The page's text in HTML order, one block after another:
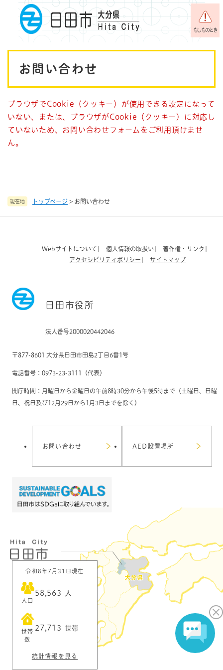
メニューを飛ばして本文へ
もしものとき
現在地 トップページ > お問い合わせ
お問い合わせ
ブラウザでCookie（クッキー）が使用できる設定になって
いない、または、ブラウザがCookie（クッキー）に対応し
ていないため、お問い合わせフォームをご利用頂けませ
ん。
Webサイトについて 個人情報の取扱い
著作権・リンク
アクセシビリティポリシー
サイトマップ
日田市役所
法人番号2000020442046
〒877-8601 大分県日田市田島2丁目6番1号
電話番号：0973-23-3111（代表）
開庁時間：月曜日から金曜日の午前8時30分から午後5時まで（土曜日、日曜
日、祝日及び12月29日から1月3日までを除く）
お問い合わせ AED設置場所
令和8年7月31日現在
人口
58,563 人
世帯
数
27,713 世帯
統計情報を見る